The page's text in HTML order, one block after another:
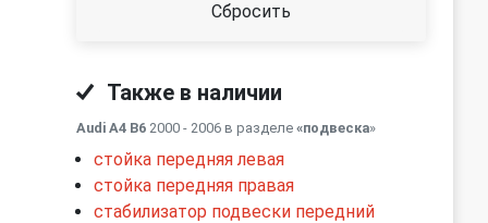
Сбросить
Также в наличии
Audi A4 B6 2000 - 2006 в разделе «подвеска»
стойка передняя левая
стойка передняя правая
стабилизатор подвески передний